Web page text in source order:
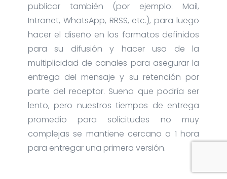
publicar también (por ejemplo: Mail,
Intranet, WhatsApp, RRSS, etc.), para luego
hacer el diseño en los formatos definidos
para su difusión y hacer uso de la
multiplicidad de canales para asegurar la
entrega del mensaje y su retención por
parte del receptor. Suena que podría ser
lento, pero nuestros tiempos de entrega
promedio para solicitudes no muy
complejas se mantiene cercano a 1 hora
para entregar una primera versión.